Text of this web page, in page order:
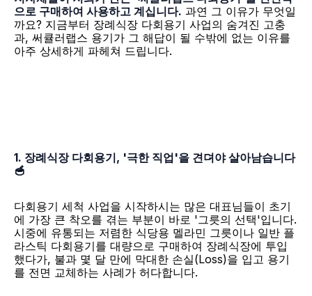
으로 구매하여 사용하고 계십니다. 과연 그 이유가 무엇일
까요? 지금부터 장례식장 다회용기 사업의 숨겨진 고충
과, 써큘러랩스 용기가 그 해답이 될 수밖에 없는 이유를
아주 상세하게 파헤쳐 드립니다.
1. 장례식장 다회용기, '극한 직업'을 견뎌야 살아남습니다
🥣
다회용기 세척 사업을 시작하시는 많은 대표님들이 초기
에 가장 큰 착오를 겪는 부분이 바로 '그릇의 선택'입니다.
시중에 유통되는 저렴한 식당용 멜라민 그릇이나 일반 플
라스틱 다회용기를 대량으로 구매하여 장례식장에 투입
했다가, 불과 몇 달 만에 막대한 손실(Loss)을 입고 용기
를 전면 교체하는 사례가 허다합니다.